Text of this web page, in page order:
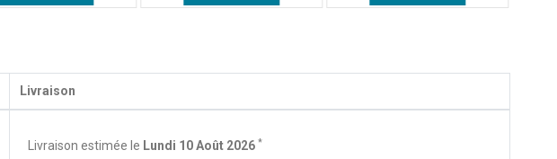
Livraison
Livraison estimée le Lundi 10 Août 2026 *